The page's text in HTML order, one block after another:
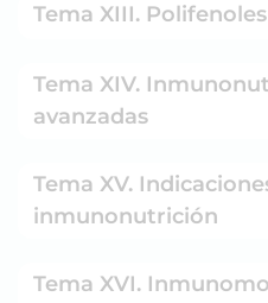
Tema XIII. Polifenoles
Tema XIV. Inmunonutrición en edades
avanzadas
Tema XV. Indicaciones para
inmunonutrición
Tema XVI. Inmunomodulación e